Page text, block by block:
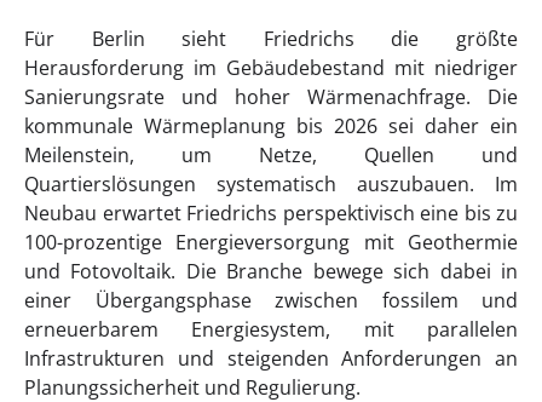
Für Berlin sieht Friedrichs die größte
Herausforderung im Gebäudebestand mit niedriger
Sanierungsrate und hoher Wärmenachfrage. Die
kommunale Wärmeplanung bis 2026 sei daher ein
Meilenstein, um Netze, Quellen und
Quartierslösungen systematisch auszubauen. Im
Neubau erwartet Friedrichs perspektivisch eine bis zu
100-prozentige Energieversorgung mit Geothermie
und Fotovoltaik. Die Branche bewege sich dabei in
einer Übergangsphase zwischen fossilem und
erneuerbarem Energiesystem, mit parallelen
Infrastrukturen und steigenden Anforderungen an
Planungssicherheit und Regulierung.